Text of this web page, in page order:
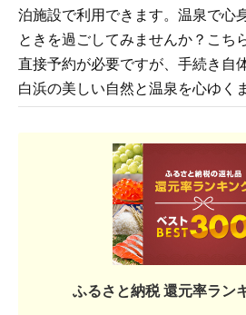
泊施設で利用できます。温泉で心
ときを過ごしてみませんか？こち
直接予約が必要ですが、手続き自
白浜の美しい自然と温泉を心ゆく
ふるさと納税 還元率ラン